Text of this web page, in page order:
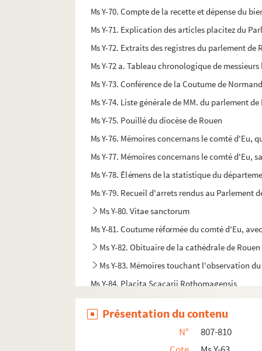
Ms Y-70. Compte de la recette et dépense du
Ms Y-71. Explication des articles placitez du
Ms Y-72. Extraits des registres du parlement de
Ms Y-72 a. Tableau chronologique de
Ms Y-73. Conférence de la Coutume de
Ms Y-74. Liste générale de MM. du parlement
Ms Y-75. Pouillé du diocèse de Rouen
Ms Y-76. Mémoires concernans le comté d'Eu,
Ms Y-77. Mémoires concernans le comté d'Eu,
Ms Y-78. Élémens de la statistique du
Ms Y-79. Recueil d'arrets rendus au
Ms Y-80. Vitae sanctorum
Ms Y-81. Coutume réformée du comté d'Eu,
Ms Y-82. Obituaire de la cathédrale de Rouen
Ms Y-83. Mémoires touchant l'observation
Ms Y-84. Placita Scacarii Rothomagensis
Ms Y-85. Conférences des avocats du
Ms Y-86. Arretz donnez en la cour de
Ms Y-87. Registre capitulaire du R. P. Dom
Présentation du contenu
N°
807-810